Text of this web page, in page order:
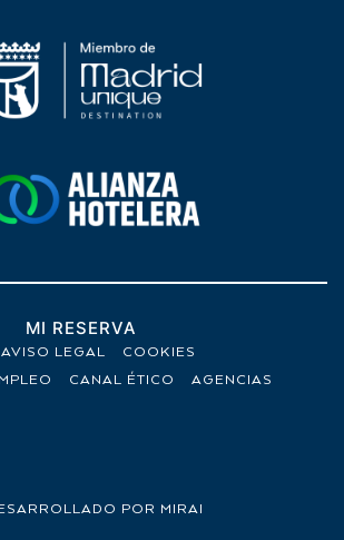
MI RESERVA
AVISO LEGAL
COOKIES
CANAL ÉTICO AGENCIAS
POR MIRAI